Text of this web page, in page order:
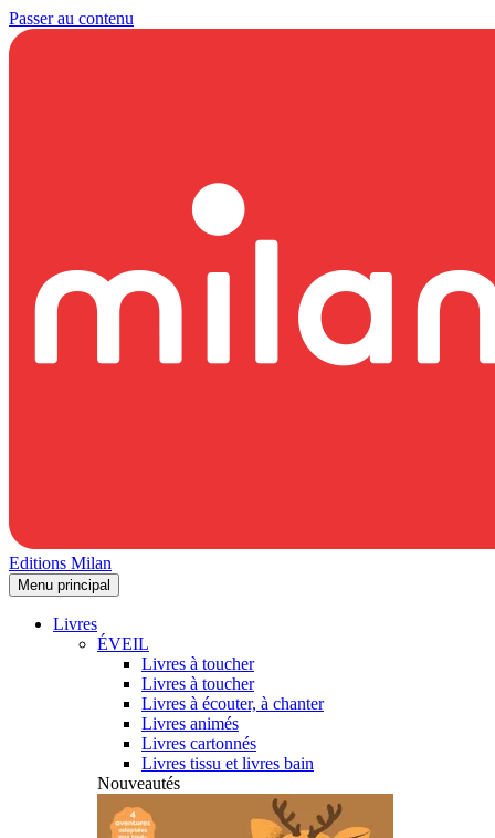
Passer au contenu
Editions Milan
Menu principal
Livres
ÉVEIL
Livres à toucher
Livres à toucher
Livres à écouter, à chanter
Livres animés
Livres cartonnés
Livres tissu et livres bain
Nouveautés